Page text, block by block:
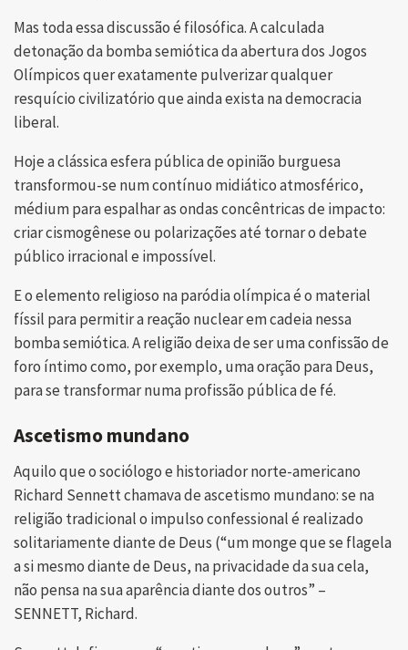
Mas toda essa discussão é filosófica. A calculada
detonação da bomba semiótica da abertura dos Jogos
Olímpicos quer exatamente pulverizar qualquer
resquício civilizatório que ainda exista na democracia
liberal.
Hoje a clássica esfera pública de opinião burguesa
transformou-se num contínuo midiático atmosférico,
médium para espalhar as ondas concêntricas de impacto:
criar cismogênese ou polarizações até tornar o debate
público irracional e impossível.
E o elemento religioso na paródia olímpica é o material
físsil para permitir a reação nuclear em cadeia nessa
bomba semiótica. A religião deixa de ser uma confissão de
foro íntimo como, por exemplo, uma oração para Deus,
para se transformar numa profissão pública de fé.
Ascetismo mundano
Aquilo que o sociólogo e historiador norte-americano
Richard Sennett chamava de ascetismo mundano: se na
religião tradicional o impulso confessional é realizado
solitariamente diante de Deus (“um monge que se flagela
a si mesmo diante de Deus, na privacidade da sua cela,
não pensa na sua aparência diante dos outros” –
SENNETT, Richard.